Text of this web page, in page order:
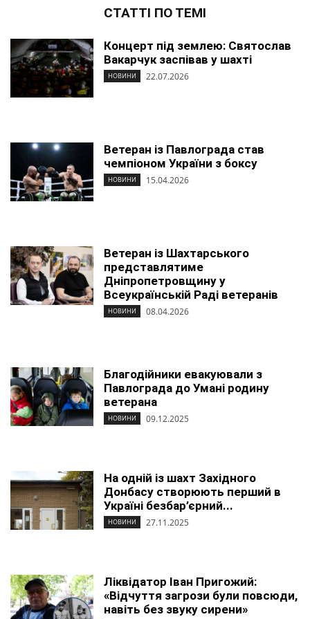
СТАТТІ ПО ТЕМІ
Концерт під землею: Святослав
Вакарчук заспівав у шахті
НОВИНИ 22.07.2026
Ветеран із Павлограда став
чемпіоном України з боксу
НОВИНИ 15.04.2026
Ветеран із Шахтарського
представлятиме
Дніпропетровщину у
Всеукраїнській Раді ветеранів
НОВИНИ 08.04.2026
Благодійники евакуювали з
Павлограда до Умані родину
ветерана
НОВИНИ 09.12.2025
На одній із шахт Західного
Донбасу створюють перший в
Україні безбар’єрний...
НОВИНИ 27.11.2025
Ліквідатор Іван Пригожий:
«Відчуття загрози були повсюди,
навіть без звуку сирени»